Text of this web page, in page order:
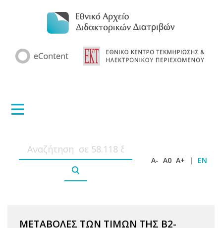
A- A0 A+ | EN
ΜΕΤΑΒΟΛΕΣ ΤΩΝ ΤΙΜΩΝ ΤΗΣ Β2-